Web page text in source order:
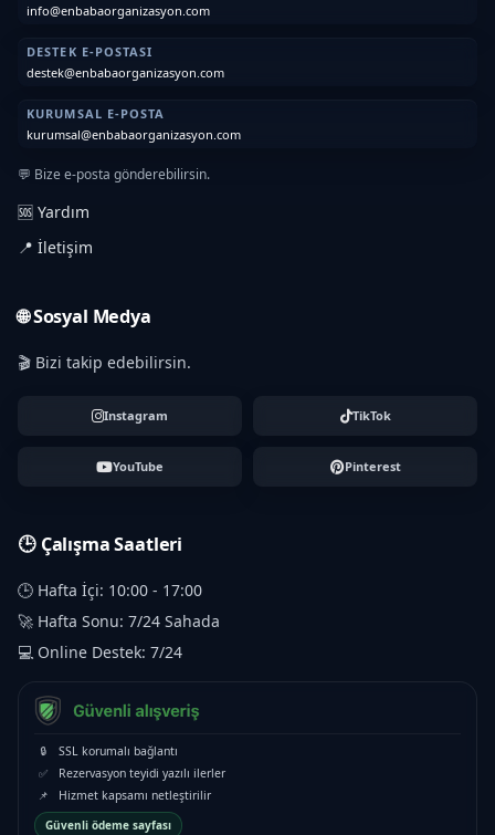
info@enbabaorganizasyon.com
DESTEK E-POSTASI
destek@enbabaorganizasyon.com
KURUMSAL E-POSTA
kurumsal@enbabaorganizasyon.com
💬 Bize e-posta gönderebilirsin.
🆘 Yardım
📍 İletişim
🌐 Sosyal Medya
🎬 Bizi takip edebilirsin.
Instagram TikTok
YouTube Pinterest
🕒 Çalışma Saatleri
🕒 Hafta İçi: 10:00 - 17:00
🚀 Hafta Sonu: 7/24 Sahada
💻 Online Destek: 7/24
🔒
SSL korumalı bağlantı
✅
Rezervasyon teyidi yazılı ilerler
📌
Hizmet kapsamı netleştirilir
Güvenli ödeme sayfası